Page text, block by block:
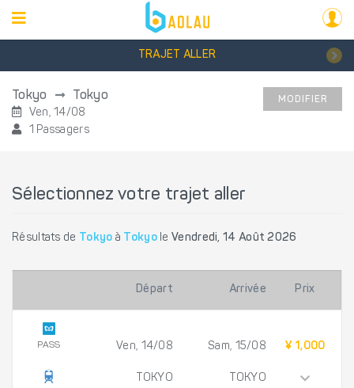
TRAJET ALLER
Tokyo Tokyo
Ven, 14/08
1 Passagers
MODIFIER
Sélectionnez votre trajet aller
Résultats de Tokyo à Tokyole Vendredi, 14 Août 2026
Départ Arrivée Prix
PASS Ven, 14/08
TOKYO
Sam, 15/08
TOKYO
¥ 1,000